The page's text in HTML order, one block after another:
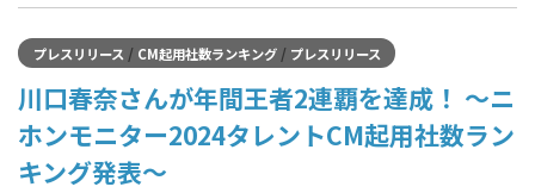
プレスリリース / CM起用社数ランキング/ プレスリリース
川口春奈さんが年間王者2連覇を達成！ ～ニ
ホンモニター2024タレントCM起用社数ラン
キング発表～